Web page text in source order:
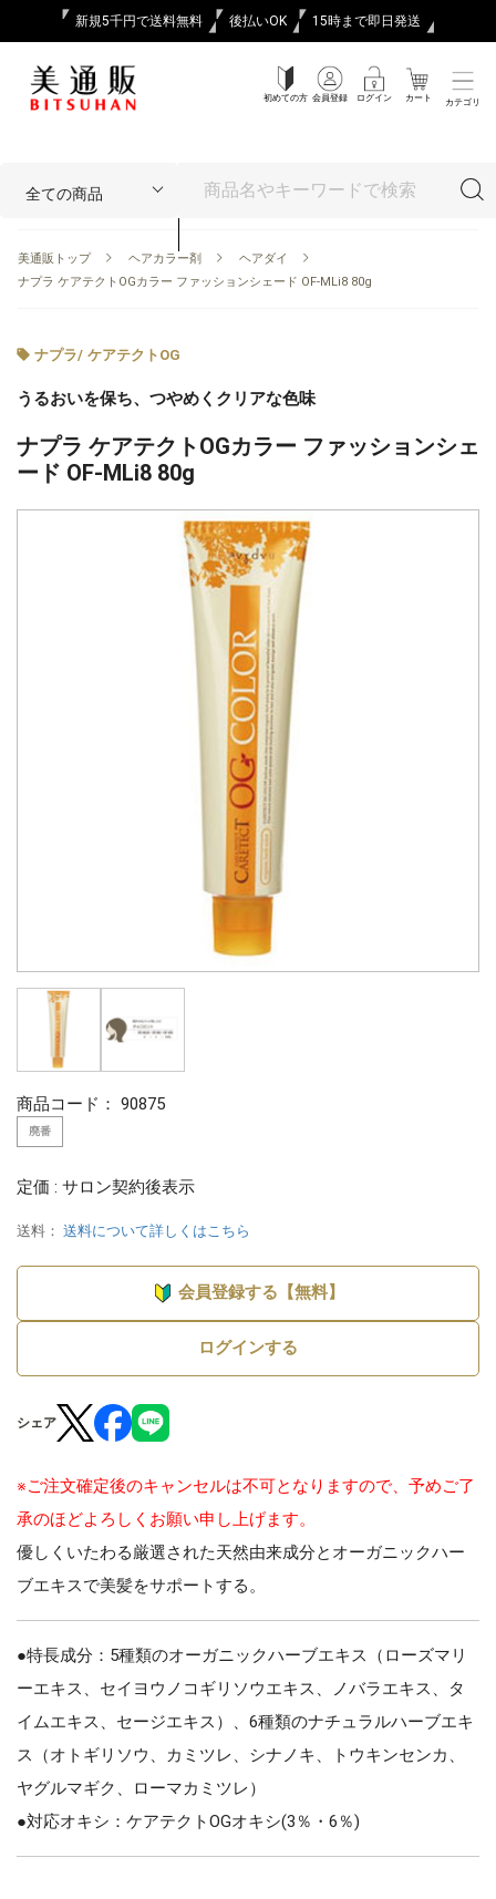
新規5千円で送料無料 後払いOK 15時まで即日発送
初めての方 会員登録 ログイン カート カテゴリ
美通販トップ ヘアカラー剤
ヘアダイ
ナプラ ケアテクトOGカラー ファッションシェード OF-MLi8 80g
ナプラ/ ケアテクトOG
うるおいを保ち、つやめくクリアな色味
ナプラ ケアテクトOGカラー ファッションシェ
ード OF-MLi8 80g
商品コード： 90875
廃番
定価 : サロン契約後表示
送料： 送料について詳しくはこちら
会員登録する【無料】
ログインする
シェア
※ご注文確定後のキャンセルは不可となりますので、予めご了
承のほどよろしくお願い申し上げます。
優しくいたわる厳選された天然由来成分とオーガニックハー
ブエキスで美髪をサポートする。
●特長成分：5種類のオーガニックハーブエキス（ローズマリ
ーエキス、セイヨウノコギリソウエキス、ノバラエキス、タ
イムエキス、セージエキス）、6種類のナチュラルハーブエキ
ス（オトギリソウ、カミツレ、シナノキ、トウキンセンカ、
ヤグルマギク、ローマカミツレ）
●対応オキシ：ケアテクトOGオキシ(3％・6％)